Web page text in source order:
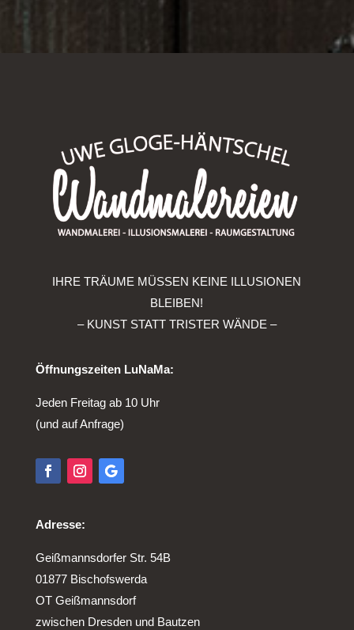
IHRE TRÄUME MÜSSEN KEINE ILLUSIONEN
BLEIBEN!
– KUNST STATT TRISTER WÄNDE –
Öffnungszeiten LuNaMa:
Jeden Freitag ab 10 Uhr
(und auf Anfrage)
Adresse:
Geißmannsdorfer Str. 54B
01877 Bischofswerda
OT Geißmannsdorf
zwischen Dresden und Bautzen